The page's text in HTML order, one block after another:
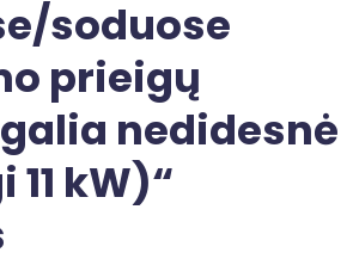
soduose
prieigų
nedidesnė
kW)“